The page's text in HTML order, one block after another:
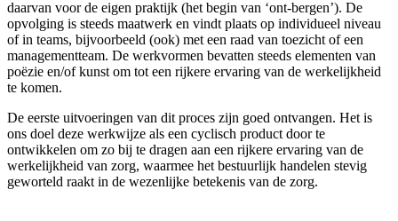
daarvan voor de eigen praktijk (het begin van ‘ont-bergen’). De
opvolging is steeds maatwerk en vindt plaats op individueel niveau
of in teams, bijvoorbeeld (ook) met een raad van toezicht of een
managementteam. De werkvormen bevatten steeds elementen van
poëzie en/of kunst om tot een rijkere ervaring van de werkelijkheid
te komen.
De eerste uitvoeringen van dit proces zijn goed ontvangen. Het is
ons doel deze werkwijze als een cyclisch product door te
ontwikkelen om zo bij te dragen aan een rijkere ervaring van de
werkelijkheid van zorg, waarmee het bestuurlijk handelen stevig
geworteld raakt in de wezenlijke betekenis van de zorg.